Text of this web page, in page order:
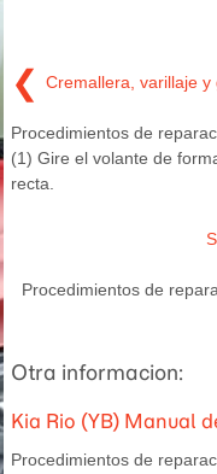
❮ Cremallera, varillaje
Procedimientos de
(1) Gire el volante de
recta.
Procedimientos de
Otra informacion:
Kia Rio (YB) Manual
Procedimientos de